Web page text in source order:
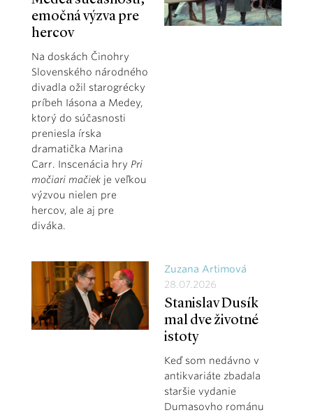
emočná výzva pre
hercov
Na doskách Činohry
Slovenského národného
divadla ožil starogrécky
príbeh Iásona a Medey,
ktorý do súčasnosti
preniesla írska
dramatička Marina
Carr. Inscenácia hry Pri
močiari mačiek je veľkou
výzvou nielen pre
hercov, ale aj pre
diváka.
Zuzana Artimová
28.07.2026
Stanislav Dusík
mal dve životné
istoty
Keď som nedávno v
antikvariáte zbadala
staršie vydanie
Dumasovho románu